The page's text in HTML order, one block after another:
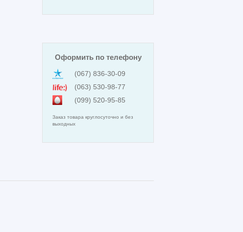
Оформить по телефону
(067) 836-30-09
(063) 530-98-77
(099) 520-95-85
Заказ товара круглосуточно и без
выходных